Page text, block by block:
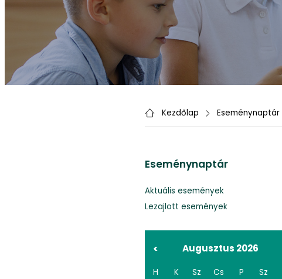
Kezdőlap Eseménynaptár
Eseménynaptár
Aktuális események
Lezajlott események
< Augusztus 2026
H K Sz Cs P Sz